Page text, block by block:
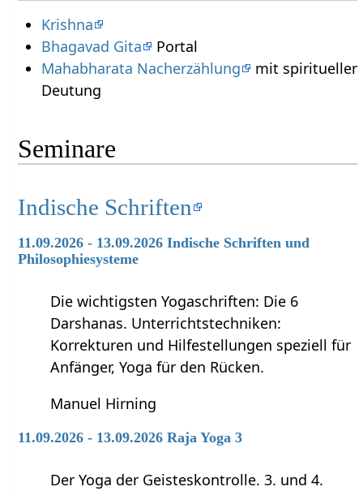
Krishna
Bhagavad Gita
Portal
Mahabharata Nacherzählung
mit spiritueller
Deutung
Seminare
Indische Schriften
11.09.2026 - 13.09.2026 Indische Schriften und
Philosophiesysteme
Die wichtigsten Yogaschriften: Die 6
Darshanas. Unterrichtstechniken:
Korrekturen und Hilfestellungen speziell für
Anfänger, Yoga für den Rücken.
Manuel Hirning
11.09.2026 - 13.09.2026 Raja Yoga 3
Der Yoga der Geisteskontrolle. 3. und 4.